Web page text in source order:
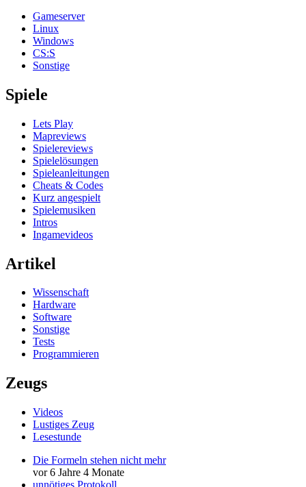
Gameserver
Linux
Windows
CS:S
Sonstige
Spiele
Lets Play
Mapreviews
Spielereviews
Spielelösungen
Spieleanleitungen
Cheats & Codes
Kurz angespielt
Spielemusiken
Intros
Ingamevideos
Artikel
Wissenschaft
Hardware
Software
Sonstige
Tests
Programmieren
Zeugs
Videos
Lustiges Zeug
Lesestunde
Die Formeln stehen nicht mehr
vor 6 Jahre 4 Monate